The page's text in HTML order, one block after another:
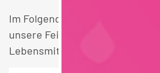
Im Folgenden finden Sie einen
unsere Feinkost / Convenience /
Lebensmitteltechnik